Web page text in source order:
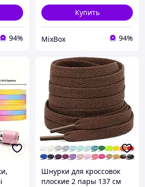
94%
Купить
MixBox 94%
Шнурки для кроссовок
плоские 2 пары 137 см